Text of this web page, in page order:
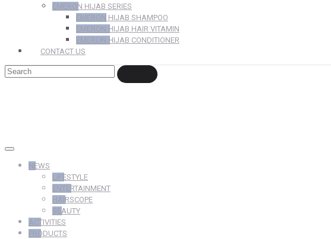
EMERON HIJAB SERIES
EMERON HIJAB SHAMPOO
EMERON HIJAB HAIR VITAMIN
EMERON HIJAB CONDITIONER
CONTACT US
NEWS
LIFESTYLE
ENTERTAINMENT
HAIRSCOPE
BEAUTY
ACTIVITIES
PRODUCTS